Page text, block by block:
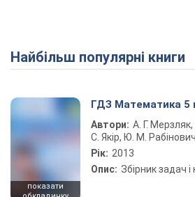
Найбільш популярні книги
показати
ГДЗ Математика 5
Автори: А. Г.
С. Якір, Ю. М. Рабінович
Рік: 2013
Опис: Збірник задач